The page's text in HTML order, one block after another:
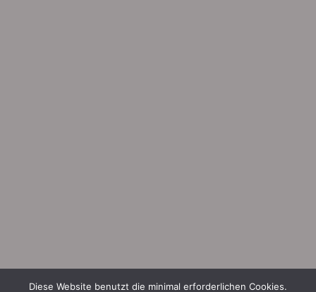
Diese Website benutzt die minimal erforderlichen Cookies.